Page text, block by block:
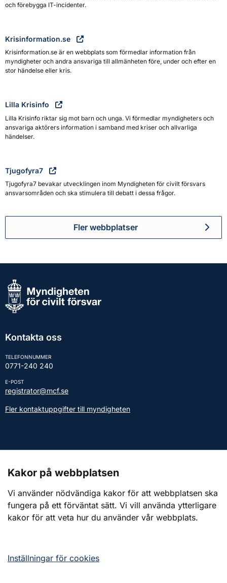
och förebygga IT-incidenter.
Krisinformation.se
Krisinformation.se är en webbplats som förmedlar information från
myndigheter och andra ansvariga till allmänheten före, under och efter en
stor händelse eller kris.
Lilla Krisinfo
Lilla Krisinfo riktar sig mot barn och unga. Vi förmedlar myndigheters och
ansvariga aktörers information i samband med kriser och allvarliga
händelser.
Tjugofyra7
Tjugofyra7 bevakar utvecklingen inom Myndigheten för civilt försvars
ansvarsområden och ska stimulera till debatt i dessa frågor.
Fler webbplatser
Kontakta oss
TELEFONNUMMER
0771-240 240
E-POST
registrator@mcf.se
Fler kontaktuppgifter till myndigheten
Webbplatsen
Om webbplatsen
Kakor på webbplatsen
Vi använder nödvändiga kakor för att webbplatsen ska
fungera på ett förväntat sätt. Vi vill använda ytterligare
kakor för att veta hur du använder vår webbplats.
Inställningar för cookies